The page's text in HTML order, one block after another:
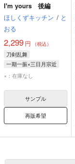
I'm yours 後編
ほしくずキッチン / と
おる
2,299 円 （税込）
刀剣乱舞
一期一振×三日月宗近
一期一振
×：在庫なし
サンプル
再販希望